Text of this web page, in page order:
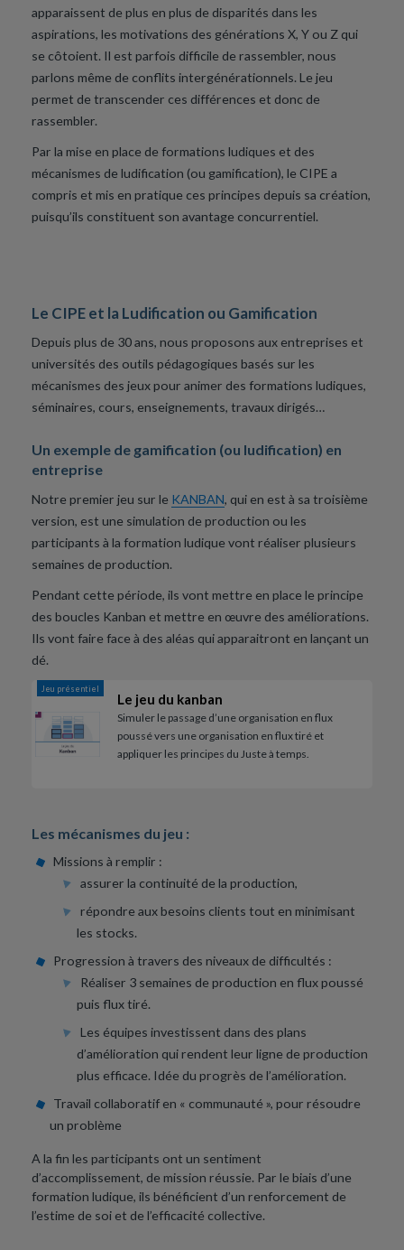
apparaissent de plus en plus de disparités dans les
aspirations, les motivations des générations X, Y ou Z qui
se côtoient. Il est parfois difficile de rassembler, nous
parlons même de conflits intergénérationnels. Le jeu
permet de transcender ces différences et donc de
rassembler.
Par la mise en place de formations ludiques et des
mécanismes de ludification (ou gamification), le CIPE a
compris et mis en pratique ces principes depuis sa création,
puisqu’ils constituent son avantage concurrentiel.
Le CIPE et la Ludification ou Gamification
Depuis plus de 30 ans, nous proposons aux entreprises et
universités des outils pédagogiques basés sur les
mécanismes des jeux pour animer des formations ludiques,
séminaires, cours, enseignements, travaux dirigés…
Un exemple de gamification (ou ludification) en
entreprise
Notre premier jeu sur le KANBAN, qui en est à sa troisième
version, est une simulation de production ou les
participants à la formation ludique vont réaliser plusieurs
semaines de production.
Pendant cette période, ils vont mettre en place le principe
des boucles Kanban et mettre en œuvre des améliorations.
Ils vont faire face à des aléas qui apparaitront en lançant un
dé.
Jeu présentiel
Le jeu du kanban
Simuler le passage d’une organisation en flux
poussé vers une organisation en flux tiré et
appliquer les principes du Juste à temps.
Les mécanismes du jeu :
Missions à remplir :
assurer la continuité de la production,
répondre aux besoins clients tout en minimisant
les stocks.
Progression à travers des niveaux de difficultés :
Réaliser 3 semaines de production en flux poussé
puis flux tiré.
Les équipes investissent dans des plans
d’amélioration qui rendent leur ligne de production
plus efficace. Idée du progrès de l’amélioration.
Travail collaboratif en « communauté », pour résoudre
un problème
A la fin les participants ont un sentiment
d’accomplissement, de mission réussie. Par le biais d’une
formation ludique, ils bénéficient d’un renforcement de
l’estime de soi et de l’efficacité collective.